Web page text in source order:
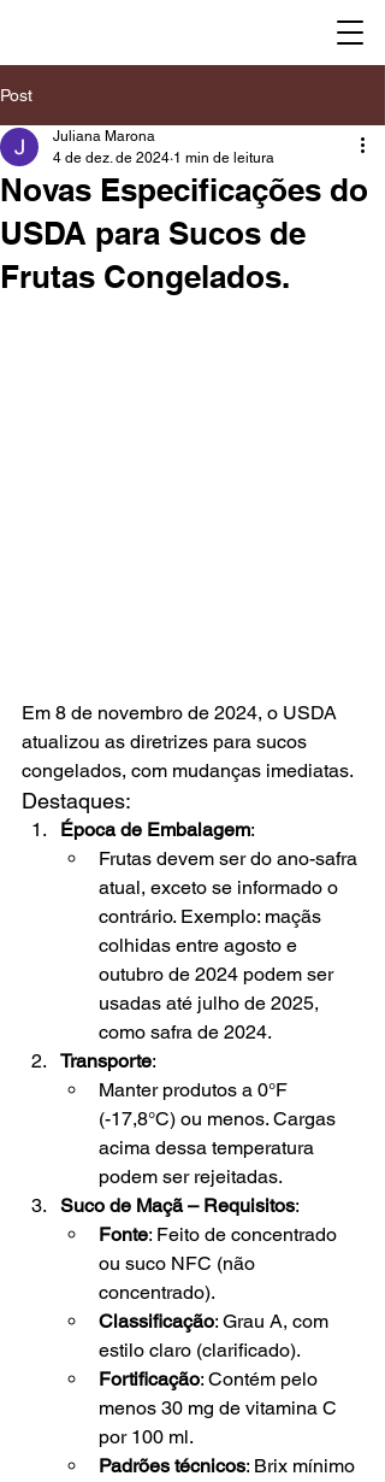
Post
Novas Especificações do
USDA para Sucos de
Frutas Congelados.
Juliana Marona
4 de dez. de 2024 1 min de leitura
Em 8 de novembro de 2024, o USDA
atualizou as diretrizes para sucos
congelados, com mudanças imediatas.
Destaques:
Época de Embalagem:
Frutas devem ser do ano-safra
atual, exceto se informado o
contrário. Exemplo: maçãs
colhidas entre agosto e
outubro de 2024 podem ser
usadas até julho de 2025,
como safra de 2024.
Transporte:
Manter produtos a 0°F
(-17,8°C) ou menos. Cargas
acima dessa temperatura
podem ser rejeitadas.
Suco de Maçã – Requisitos:
Fonte: Feito de concentrado
ou suco NFC (não
concentrado).
Classificação: Grau A, com
estilo claro (clarificado).
Fortificação: Contém pelo
menos 30 mg de vitamina C
por 100 ml.
Padrões técnicos: Brix mínimo